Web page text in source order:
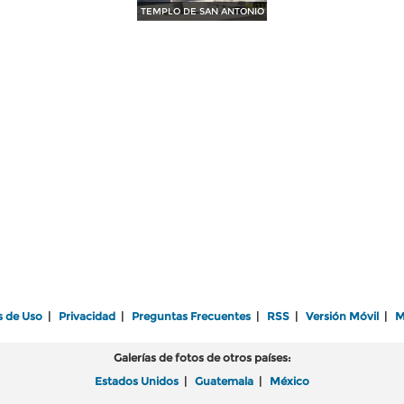
TEMPLO DE SAN ANTONIO
de Uso Privacidad Preguntas Frecuentes RSS Versión Móvil
Galerías de fotos de otros países:
Estados Unidos
Guatemala México